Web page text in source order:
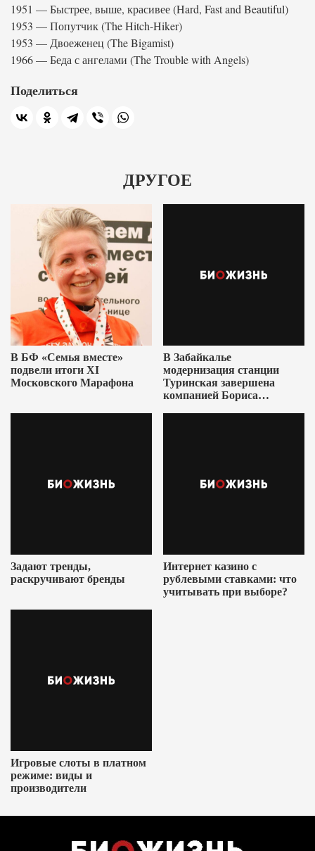
1951 — Быстрее, выше, красивее (Hard, Fast and Beautiful)
1953 — Попутчик (The Hitch-Hiker)
1953 — Двоеженец (The Bigamist)
1966 — Беда с ангелами (The Trouble with Angels)
Поделиться
ДРУГОЕ
В БФ «Семья вместе»
подвели итоги XI
Московского Марафона
В Забайкалье
модернизация станции
Туринская завершена
компанией Бориса
Задают тренды,
раскручивают бренды
Интернет казино с
рублевыми ставками: что
учитывать при выборе?
Игровые слоты в платном
режиме: виды и
производители